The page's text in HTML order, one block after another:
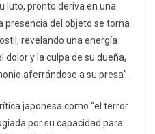
luto, pronto deriva en una
presencia del objeto se torna
revelando una energía
y la culpa de su dueña,
aferrándose a su presa”.
japonesa como “el terror
por su capacidad para